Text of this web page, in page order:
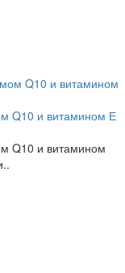
Q10 и витамином Е
Q10 и витамином